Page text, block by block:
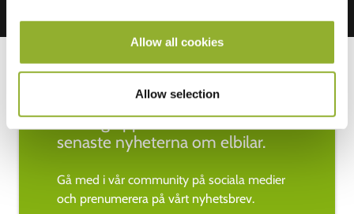
Allow all cookies
Allow selection
Håll dig uppdaterad med de
senaste nyheterna om elbilar.
Gå med i vår community på sociala medier
och prenumerera på vårt nyhetsbrev.